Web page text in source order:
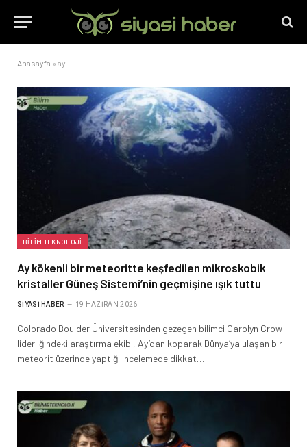
Anasayfa » ay
BILIM TEKNOLOJI
Ay kökenli bir meteoritte keşfedilen mikroskobik
kristaller Güneş Sistemi’nin geçmişine ışık tuttu
SIYASI HABER 19 HAZIRAN 2026
Colorado Boulder Üniversitesinden gezegen bilimci Carolyn Crow
liderliğindeki araştırma ekibi, Ay’dan koparak Dünya’ya ulaşan bir
meteorit üzerinde yaptığı incelemede dikkat…